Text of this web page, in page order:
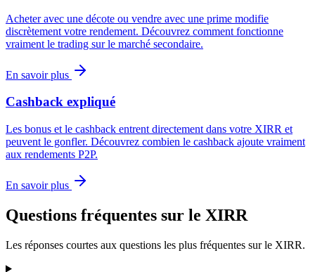
Acheter avec une décote ou vendre avec une prime modifie
discrètement votre rendement. Découvrez comment fonctionne
vraiment le trading sur le marché secondaire.
En savoir plus
Cashback expliqué
Les bonus et le cashback entrent directement dans votre XIRR et
peuvent le gonfler. Découvrez combien le cashback ajoute vraiment
aux rendements P2P.
En savoir plus
Questions fréquentes sur le XIRR
Les réponses courtes aux questions les plus fréquentes sur le XIRR.